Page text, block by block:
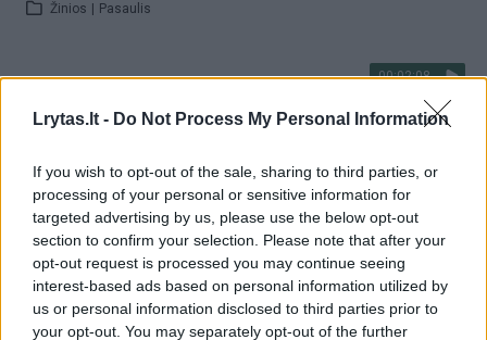
Lrytas.lt - Do Not Process My Personal Information
If you wish to opt-out of the sale, sharing to third parties, or
processing of your personal or sensitive information for
targeted advertising by us, please use the below opt-out
section to confirm your selection. Please note that after your
opt-out request is processed you may continue seeing
interest-based ads based on personal information utilized by
us or personal information disclosed to third parties prior to
your opt-out. You may separately opt-out of the further
Žinios Pasaulis
00:02:08
Aukštaitijos pučiamųjų orkestras Nyderlanduose
apgynė čempionų vardą
Visi įrašai
Žiūrimiausi įrašai